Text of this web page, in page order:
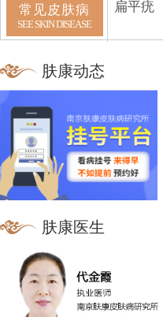
常见皮肤病
SEE SKIN DISEASE
扁平疣
肤康动态
肤康医生